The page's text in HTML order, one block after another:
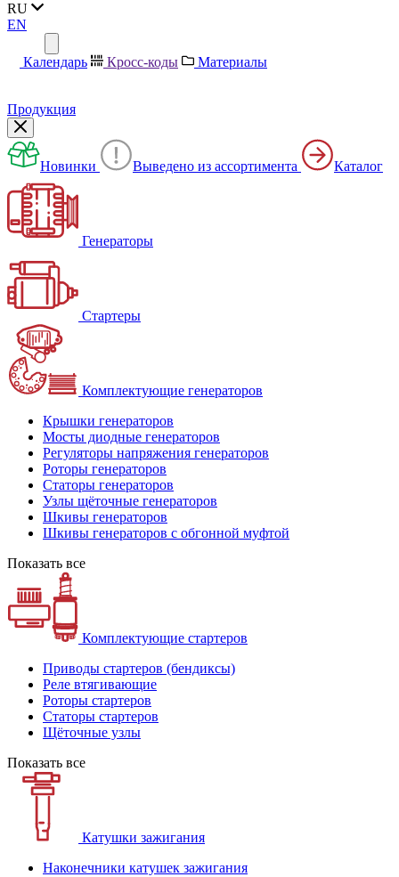
RU
EN
Календарь Кросс-коды Материалы
Продукция
Новинки Выведено из ассортимента Каталог
Генераторы
Стартеры
Комплектующие генераторов
Крышки генераторов
Мосты диодные генераторов
Регуляторы напряжения генераторов
Роторы генераторов
Статоры генераторов
Узлы щёточные генераторов
Шкивы генераторов
Шкивы генераторов с обгонной муфтой
Показать все
Комплектующие стартеров
Приводы стартеров (бендиксы)
Реле втягивающие
Роторы стартеров
Статоры стартеров
Щёточные узлы
Показать все
Катушки зажигания
Наконечники катушек зажигания